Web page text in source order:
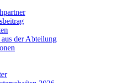
der Abteilung